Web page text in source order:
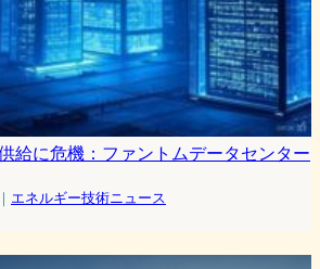
給に危機：ファントムデータセンター
｜ エネルギー技術ニュース